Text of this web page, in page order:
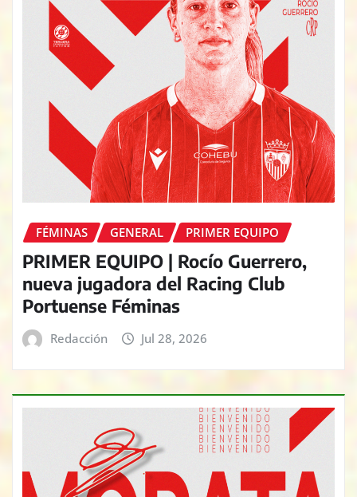
FÉMINAS GENERAL PRIMER EQUIPO
PRIMER EQUIPO | Rocío Guerrero,
nueva jugadora del Racing Club
Portuense Féminas
Redacción Jul 28, 2026